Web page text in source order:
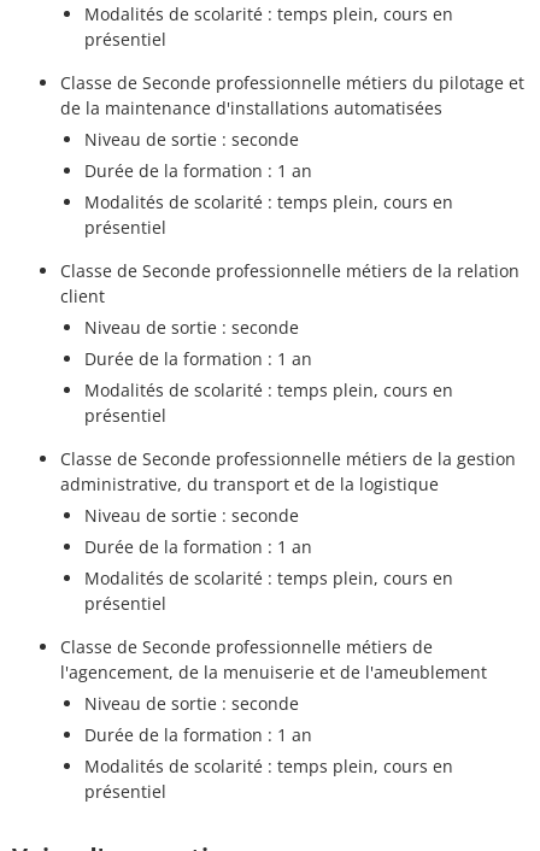
Modalités de scolarité : temps plein, cours en
présentiel
Classe de Seconde professionnelle métiers du pilotage et
de la maintenance d'installations automatisées
Niveau de sortie : seconde
Durée de la formation : 1 an
Modalités de scolarité : temps plein, cours en
présentiel
Classe de Seconde professionnelle métiers de la relation
client
Niveau de sortie : seconde
Durée de la formation : 1 an
Modalités de scolarité : temps plein, cours en
présentiel
Classe de Seconde professionnelle métiers de la gestion
administrative, du transport et de la logistique
Niveau de sortie : seconde
Durée de la formation : 1 an
Modalités de scolarité : temps plein, cours en
présentiel
Classe de Seconde professionnelle métiers de
l'agencement, de la menuiserie et de l'ameublement
Niveau de sortie : seconde
Durée de la formation : 1 an
Modalités de scolarité : temps plein, cours en
présentiel